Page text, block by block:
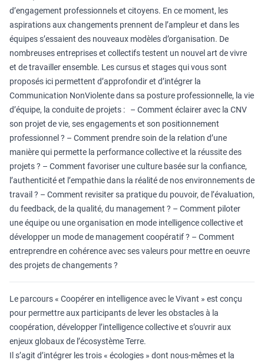
d’engagement professionnels et citoyens. En ce moment, les
aspirations aux changements prennent de l’ampleur et dans les
équipes s’essaient des nouveaux modèles d’organisation. De
nombreuses entreprises et collectifs testent un nouvel art de vivre
et de travailler ensemble. Les cursus et stages qui vous sont
proposés ici permettent d’approfondir et d’intégrer la
Communication NonViolente dans sa posture professionnelle, la vie
d’équipe, la conduite de projets : – Comment éclairer avec la CNV
son projet de vie, ses engagements et son positionnement
professionnel ? – Comment prendre soin de la relation d’une
manière qui permette la performance collective et la réussite des
projets ? – Comment favoriser une culture basée sur la confiance,
l’authenticité et l’empathie dans la réalité de nos environnements de
travail ? – Comment revisiter sa pratique du pouvoir, de l’évaluation,
du feedback, de la qualité, du management ? – Comment piloter
une équipe ou une organisation en mode intelligence collective et
développer un mode de management coopératif ? – Comment
entreprendre en cohérence avec ses valeurs pour mettre en oeuvre
des projets de changements ?
Le parcours « Coopérer en intelligence avec le Vivant » est conçu
pour permettre aux participants de lever les obstacles à la
coopération, développer l’intelligence collective et s’ouvrir aux
enjeux globaux de l’écosystème Terre.
Il s’agit d’intégrer les trois « écologies » dont nous-mêmes et la